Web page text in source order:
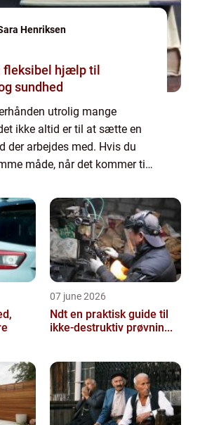
Henriksen
fleksibel hjælp til
sundhed
utrolig mange
ikke altid er til at sætte en
der arbejdes med. Hvis du
måde, når det kommer til
køleløsninger? Når d...
07 june 2026
Ndt en praktisk guide til
ikke-destruktiv prøvnin...